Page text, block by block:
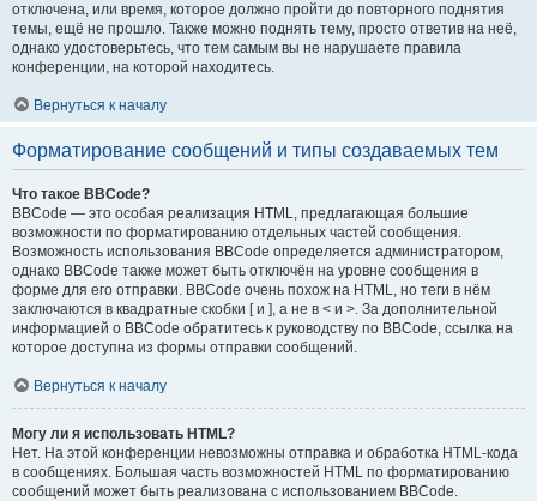
отключена, или время, которое должно пройти до повторного поднятия
темы, ещё не прошло. Также можно поднять тему, просто ответив на неё,
однако удостоверьтесь, что тем самым вы не нарушаете правила
конференции, на которой находитесь.
Вернуться к началу
Форматирование сообщений и типы создаваемых тем
Что такое BBCode?
BBCode — это особая реализация HTML, предлагающая большие
возможности по форматированию отдельных частей сообщения.
Возможность использования BBCode определяется администратором,
однако BBCode также может быть отключён на уровне сообщения в
форме для его отправки. BBCode очень похож на HTML, но теги в нём
заключаются в квадратные скобки [ и ], а не в < и >. За дополнительной
информацией о BBCode обратитесь к руководству по BBCode, ссылка на
которое доступна из формы отправки сообщений.
Вернуться к началу
Могу ли я использовать HTML?
Нет. На этой конференции невозможны отправка и обработка HTML-кода
в сообщениях. Большая часть возможностей HTML по форматированию
сообщений может быть реализована с использованием BBCode.